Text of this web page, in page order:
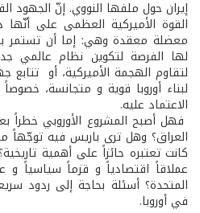
إيران حول ملفها النووي. إنّ الجهود
القوة الأميركية العظمى على
معضلة معقدة وهي: إما أن تستمر
لها الفرصة لتكوين نظام
لتقاوم الهجمة الأميركية، أو
لبناء أوروبا قوية و متجانسة،
الاعتماد عليه.
فهل أصبح المشروع الأوروبي خطراً
العراق؟ وهل ترى باريس فيه توجّهاً
كانت تعتبره حائزاً على أهمية
عملاقاً اقتصادياً و قزماً سياسياً و
المتحدة؟ أسئلة بحاجة إلى ردود
في أوروبا.